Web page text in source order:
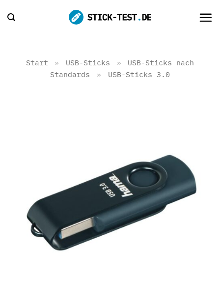
Inhalt
Start » USB-Sticks »
USB-Sticks nach
Standards
» USB-Sticks 3.0